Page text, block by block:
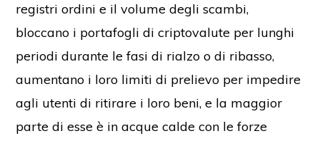
registri ordini e il volume degli scambi,
bloccano i portafogli di criptovalute per lunghi
periodi durante le fasi di rialzo o di ribasso,
aumentano i loro limiti di prelievo per impedire
agli utenti di ritirare i loro beni, e la maggior
parte di esse è in acque calde con le forze